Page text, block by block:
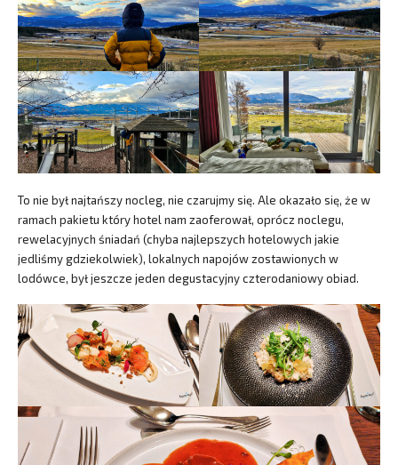
To nie był najtańszy nocleg, nie czarujmy się. Ale okazało się, że w
ramach pakietu który hotel nam zaoferował, oprócz noclegu,
rewelacyjnych śniadań (chyba najlepszych hotelowych jakie
jedliśmy gdziekolwiek), lokalnych napojów zostawionych w
lodówce, był jeszcze jeden degustacyjny czterodaniowy obiad.